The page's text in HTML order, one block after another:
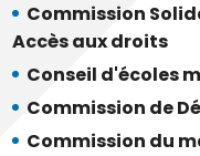
Commission
Accès aux droits
Conseil d'écoles
Commission de
Commission du